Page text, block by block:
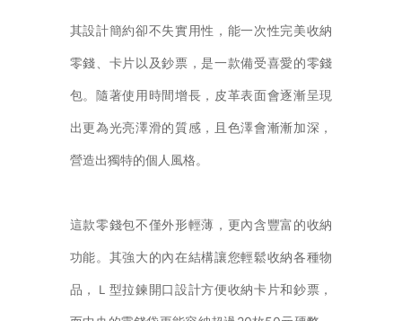
其設計簡約卻不失實用性，能一次性完美收納
零錢、卡片以及鈔票，是一款備受喜愛的零錢
包。隨著使用時間增長，皮革表面會逐漸呈現
出更為光亮澤滑的質感，且色澤會漸漸加深，
營造出獨特的個人風格。
這款零錢包不僅外形輕薄，更內含豐富的收納
功能。其強大的內在結構讓您輕鬆收納各種物
品，Ｌ型拉鍊開口設計方便收納卡片和鈔票，